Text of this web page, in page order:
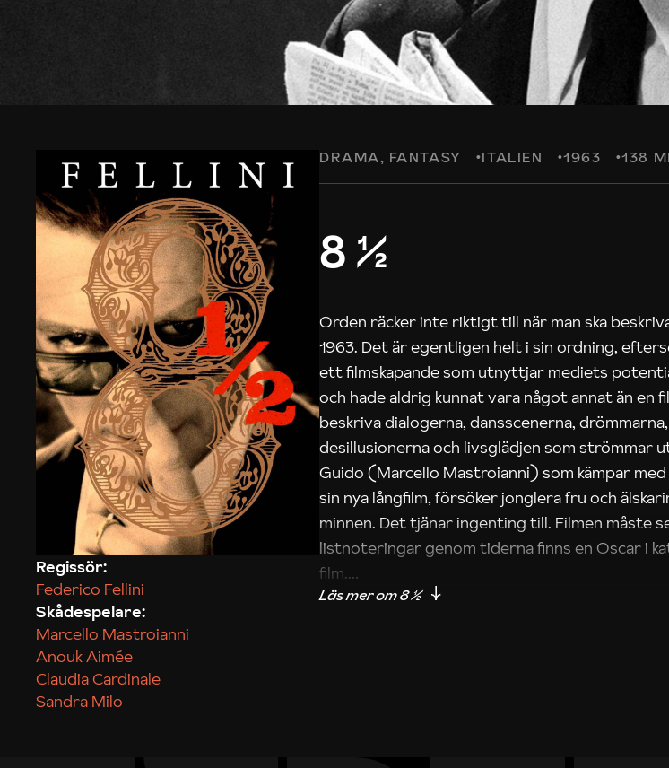
DRAMA FANTASY ITALIEN 1963 138
8 ½
Orden räcker inte riktigt till när man ska
1963. Det är egentligen helt i sin ordning,
ett filmskapande som utnyttjar mediets
och hade aldrig kunnat vara något annat än en
beskriva dialogerna, dansscenerna,
desillusionerna och livsglädjen som strömmar
Guido (Marcello Mastroianni) som kämpar
sin nya långfilm, försöker jonglera fru och
minnen. Det tjänar ingenting till. Filmen måste
listnoteringar genom tiderna finns en Oscar i
film.
Regissör:
Federico Fellini
Skådespelare:
Marcello Mastroianni
Anouk Aimée
Claudia Cardinale
Sandra Milo